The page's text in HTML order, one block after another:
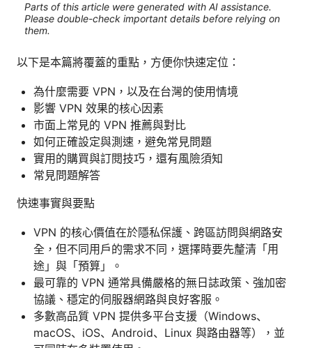
Parts of this article were generated with AI assistance.
Please double-check important details before relying on
them.
以下是本篇將覆蓋的重點，方便你快速定位：
為什麼需要 VPN，以及在台灣的使用情境
影響 VPN 效果的核心因素
市面上常見的 VPN 推薦與對比
如何正確設定與測速，避免常見問題
實用的購買與訂閱技巧，還有風險須知
常見問題解答
快速事實與要點
VPN 的核心價值在於隱私保護、跨區訪問與網路安
全，但不同用戶的需求不同，選擇時要先釐清「用
途」與「預算」。
最可靠的 VPN 通常具備嚴格的無日誌政策、強加密
協議、穩定的伺服器網路與良好客服。
多數高品質 VPN 提供多平台支援（Windows、
macOS、iOS、Android、Linux 與路由器等），並